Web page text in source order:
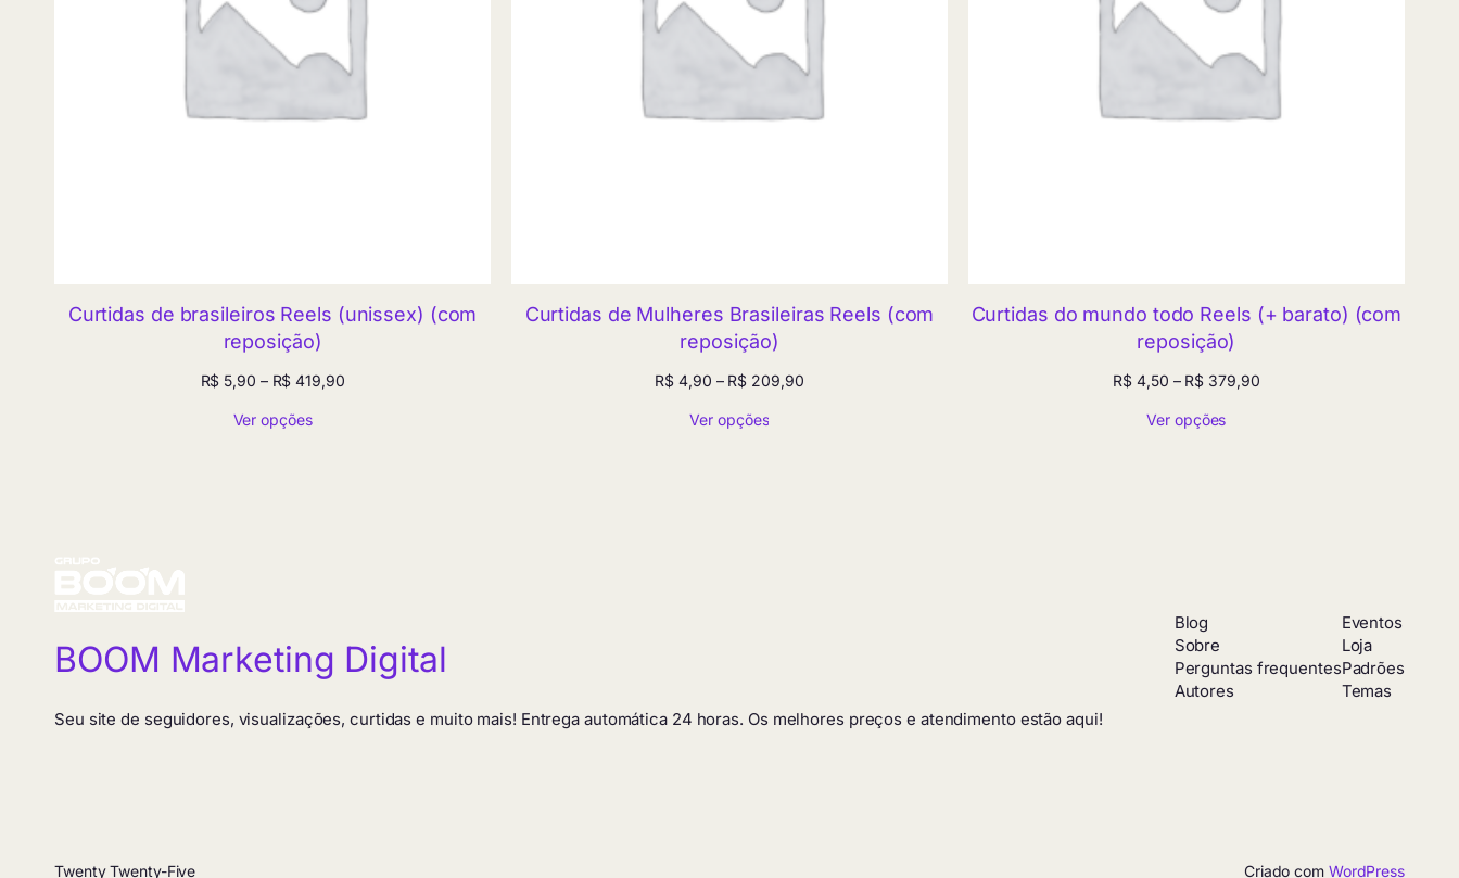
Curtidas de brasileiros Reels (unissex) (com
reposição)
R$ 5,90 – R$ 419,90Faixa
Ver opções
Curtidas de Mulheres Brasileiras Reels (com
reposição)
R$ 4,90 – R$ 209,90Faixa
Ver opções
Curtidas do mundo todo Reels (+ barato) (com
reposição)
R$ 4,50 – R$ 379,90Faixa
Ver opções
BOOM Marketing Digital
Seu site de seguidores, visualizações, curtidas e muito mais! Entrega automática 24 horas. Os melhores preços e atendimento estão aqui!
Blog
Sobre
Perguntas frequentes
Autores
Eventos
Loja
Padrões
Temas
Twenty Twenty-Five Criado com WordPress